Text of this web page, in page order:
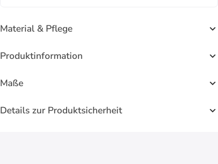
Material & Pflege
Produktinformation
Maße
Details zur Produktsicherheit